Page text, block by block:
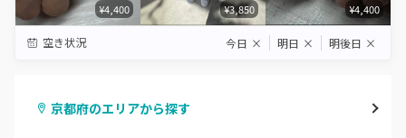
¥4,400 ¥3,850 ¥4,400
空き状況 今日 × 明日 × 明後日 ×
京都府のエリアから探す